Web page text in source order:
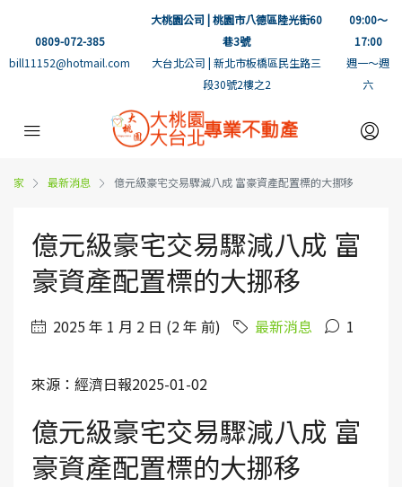
0809-072-385
bill11152@hotmail.com
大桃園公司 | 桃園市八德區陸光街60
巷3號
大台北公司 | 新北市板橋區民生路三
段30號2樓之2
09:00～
17:00
週一～週
六
家 最新消息 億元級豪宅交易驟減八成 富豪資產配置標的大挪移
億元級豪宅交易驟減八成 富
豪資產配置標的大挪移
2025 年 1 月 2 日 (2 年 前) 最新消息 1
來源：經濟日報2025-01-02
億元級豪宅交易驟減八成 富
豪資產配置標的大挪移